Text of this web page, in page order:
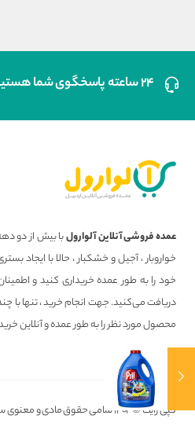
۲۴ ساعته پاسخگوی شما هستیم .
عمده فروشی آنلاین آلوارولبا بیش از دو
خواروبار ، آجیل و خشکبار ، حالا با
خود را به طور عمده خریداری کنید و
دریافت می‌کنید. جهت انجام خرید ، تنها با
محصول مورد نظر را به طور عمده و آنلاین
کپی رایت © ۱۴۰۲ تمامی حقوق مادی و معنوی سایت محفوظ است.